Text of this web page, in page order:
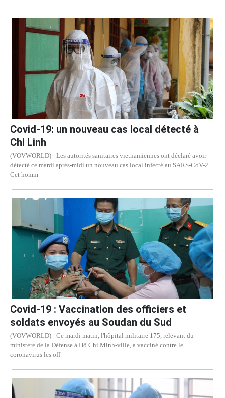
Covid-19: un nouveau cas local détecté à
Chi Linh
(VOVWORLD) - Les autorités sanitaires vietnamiennes ont déclaré avoir
détecté ce mardi après-midi un nouveau cas local infecté au SARS-CoV-2.
Cet homm
Covid-19 : Vaccination des officiers et
soldats envoyés au Soudan du Sud
(VOVWORLD) - Ce mardi matin, l'hôpital militaire 175, relevant du
ministère de la Défense à Hô Chi Minh-ville, a vacciné contre le
coronavirus les off